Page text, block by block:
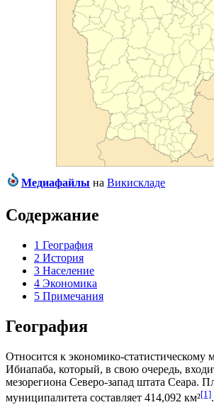
Медиафайлы на Викискладе
Содержание
1 География
2 История
3 Население
4 Экономика
5 Примечания
География
Относится к экономико-статистическому
Ибиапаба, который, в свою очередь,
мезорегиона Северо-запад штата Сеара.
муниципалитета составляет 414,092 км²[1].